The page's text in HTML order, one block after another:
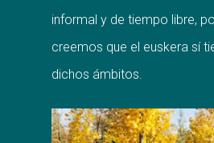
informal y de tiempo libre,
creemos que el euskera sí
dichos ámbitos.